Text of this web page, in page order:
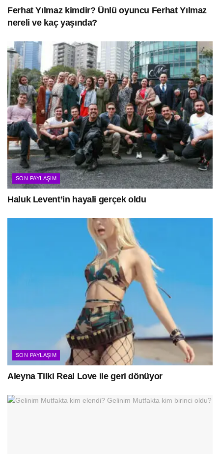
Ferhat Yılmaz kimdir? Ünlü oyuncu Ferhat Yılmaz
nereli ve kaç yaşında?
SON PAYLAŞIM
Haluk Levent’in hayali gerçek oldu
SON PAYLAŞIM
Aleyna Tilki Real Love ile geri dönüyor